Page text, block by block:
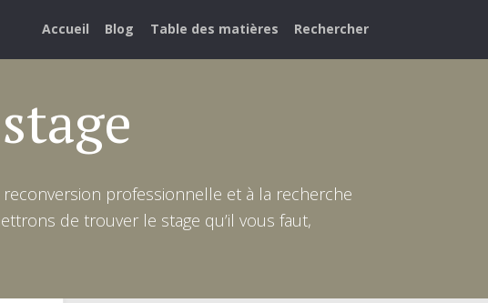
Accueil Blog Table des matières Rechercher
professionnelle et à la recherche
de trouver le stage qu’il vous faut,